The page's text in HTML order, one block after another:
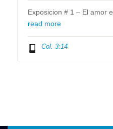
Exposicion # 1 – El amor
read more
Col. 3:14